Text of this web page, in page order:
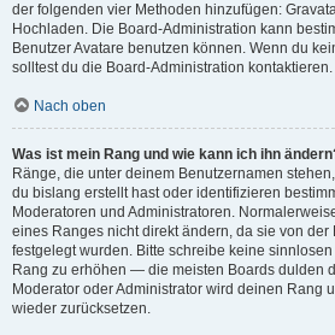
der folgenden vier Methoden hinzufügen:
Hochladen. Die Board-Administration kann
Benutzer Avatare benutzen können. Wenn du
solltest du die Board-Administration kontaktieren.
Nach oben
Was ist mein Rang und wie kann ich ihn
Ränge, die unter deinem Benutzernamen
du bislang erstellt hast oder identifizieren
Moderatoren und Administratoren.
eines Ranges nicht direkt ändern, da sie von der
festgelegt wurden. Bitte schreibe keine
Rang zu erhöhen — die meisten Boards dulden
Moderator oder Administrator wird deinen Rang
wieder zurücksetzen.